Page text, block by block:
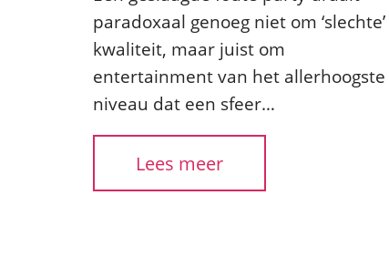
paradoxaal genoeg niet om ‘slechte’
kwaliteit, maar juist om
entertainment van het allerhoogste
niveau dat een sfeer…
Lees meer